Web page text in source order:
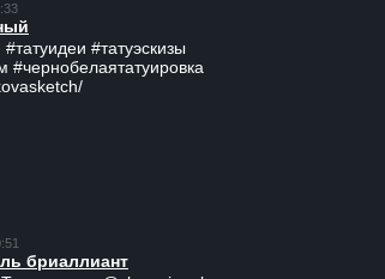
#татуэскизы
#чернобелаятатуировка
бриаллиант